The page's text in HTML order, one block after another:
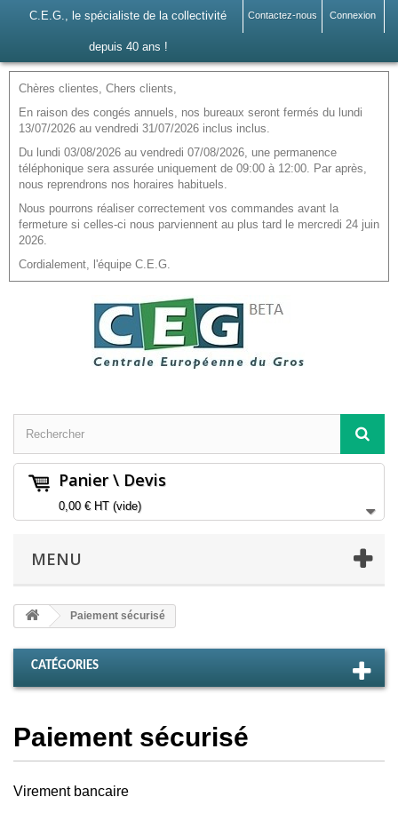
Connexion
Contactez-nous
C.E.G., le spécialiste de la collectivité
depuis 40 ans !
Chères clientes, Chers clients,
En raison des congés annuels, nos bureaux seront fermés du lundi
13/07/2026 au vendredi 31/07/2026 inclus inclus.
Du lundi 03/08/2026 au vendredi 07/08/2026, une permanence
téléphonique sera assurée uniquement de 09:00 à 12:00. Par après,
nous reprendrons nos horaires habituels.
Nous pourrons réaliser correctement vos commandes avant la
fermeture si celles-ci nous parviennent au plus tard le mercredi 24 juin
2026.
Cordialement, l'équipe C.E.G.
Panier \ Devis
0,00 €HT (vide)
MENU
Paiement sécurisé
CATÉGORIES
Paiement sécurisé
Virement bancaire